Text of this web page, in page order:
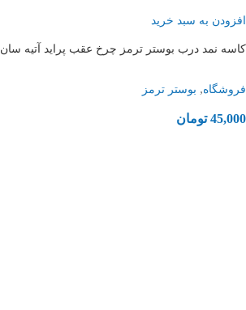
افزودن به سبد خرید
کاسه نمد درب بوستر ترمز چرخ عقب پراید آتیه سان
فروشگاه, بوستر ترمز
45,000 تومان